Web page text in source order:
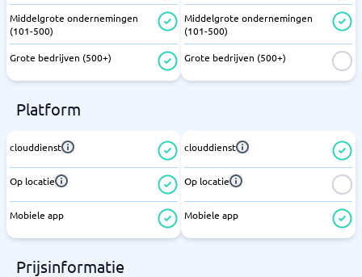
Middelgrote ondernemingen
(101-500)
Grote bedrijven (500+)
Middelgrote ondernemingen
(101-500)
Grote bedrijven (500+)
Platform
clouddienst
Op locatie
Mobiele app
clouddienst
Op locatie
Mobiele app
Prijsinformatie